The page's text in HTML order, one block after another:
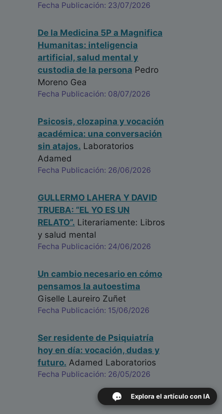
Fecha Publicación: 23/07/2026
De la Medicina 5P a Magnifica
Humanitas: inteligencia
artificial, salud mental y
custodia de la persona Pedro
Moreno Gea
Fecha Publicación: 08/07/2026
Psicosis, clozapina y vocación
académica: una conversación
sin atajos. Laboratorios
Adamed
Fecha Publicación: 26/06/2026
GULLERMO LAHERA Y DAVID
TRUEBA: “EL YO ES UN
RELATO”. Literariamente: Libros
y salud mental
Fecha Publicación: 24/06/2026
Un cambio necesario en cómo
pensamos la autoestima
Giselle Laureiro Zuñet
Fecha Publicación: 15/06/2026
Ser residente de Psiquiatría
hoy en día: vocación, dudas y
futuro. Adamed Laboratorios
Fecha Publicación: 26/05/2026
Explora el artículo con IA